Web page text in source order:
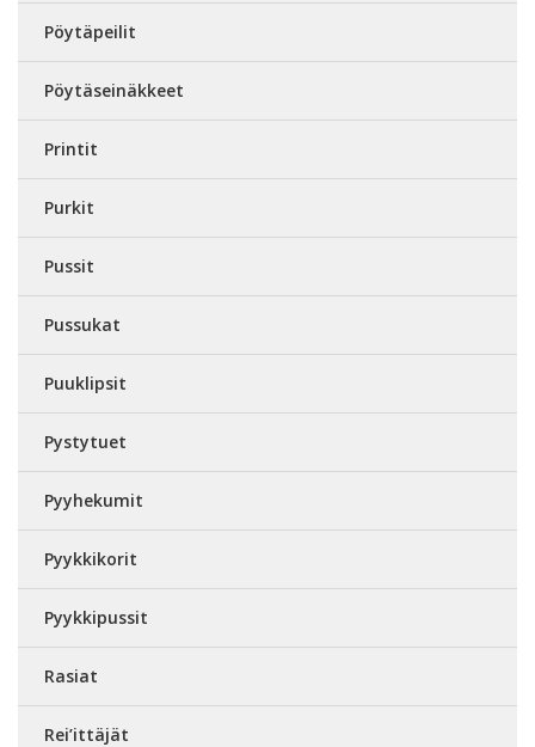
Pöytäpeilit
Pöytäseinäkkeet
Printit
Purkit
Pussit
Pussukat
Puuklipsit
Pystytuet
Pyyhekumit
Pyykkikorit
Pyykkipussit
Rasiat
Rei’ittäjät